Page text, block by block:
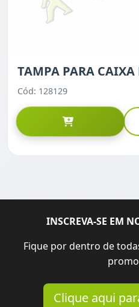
TAMPA PARA CAIXA
Cód: 128129
INSCREVA-SE EM
Fique por dentro de
Clique aqui